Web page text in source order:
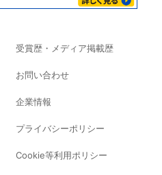
受賞歴・メディア掲載歴
お問い合わせ
企業情報
プライバシーポリシー
Cookie等利用ポリシー